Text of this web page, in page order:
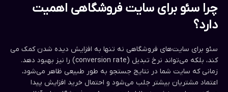
چرا سئو برای سایت فروشگاهی اهمیت
دارد؟
سئو برای سایت‌های فروشگاهی نه تنها به افزایش دیده شدن کمک می
کند، بلکه می‌تواند نرخ تبدیل (conversion rate) را نیز بهبود دهد.
زمانی که سایت شما در نتایج جستجو به طور طبیعی ظاهر می‌شود،
اعتماد مشتریان بیشتر جلب می‌شود و احتمال خرید افزایش پیدا